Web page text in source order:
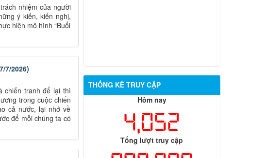
nhiệm của người
ý kiến, kiến nghị,
hiện mô hình “Buổi
7/2026)
chiến tranh để lại thì
trong cuộc chiến
cả nước, lại nhớ về
để mỗi chúng ta có
THỐNG KÊ TRUY CẬP
Hôm nay
4,052
Tổng lượt truy cập